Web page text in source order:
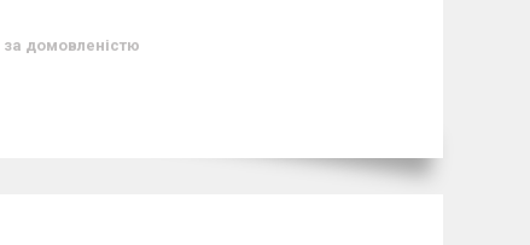
за домовленістю